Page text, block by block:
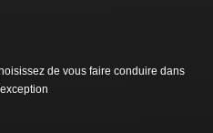
de vous faire conduire dans